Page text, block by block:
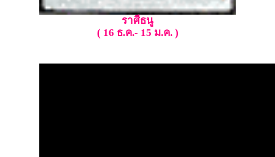
ราศีธนู
( 16 ธ.ค.- 15 ม.ค. )